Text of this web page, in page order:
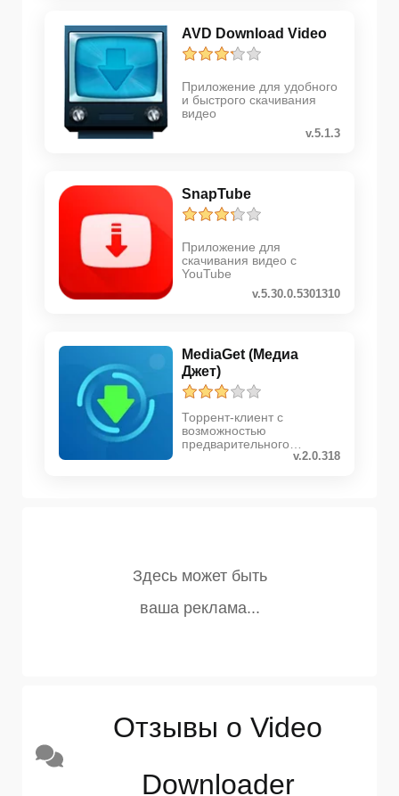
AVD Download Video
Приложение для удобного
и быстрого скачивания
видео
v.5.1.3
SnapTube
Приложение для
скачивания видео с
YouTube
v.5.30.0.5301310
MediaGet (Медиа
Джет)
Торрент-клиент с
возможностью
предварительного
v.2.0.318
Отзывы о Video
Downloader